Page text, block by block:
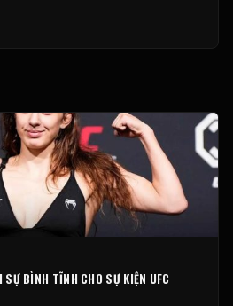
BÌNH TĨNH CHO SỰ KIỆN UFC